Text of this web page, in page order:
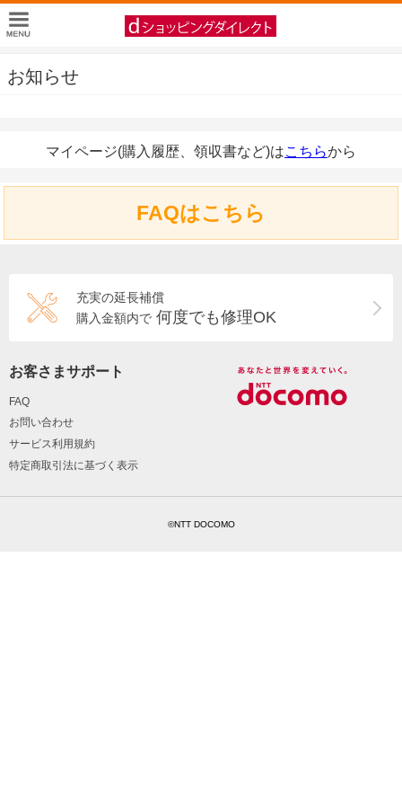
お知らせ
マイページ(購入履歴、領収書など)はこちらから
FAQはこちら
充実の延長補償
購入金額内で 何度でも修理OK
お客さまサポート
FAQ
お問い合わせ
サービス利用規約
特定商取引法に基づく表示
©NTT DOCOMO